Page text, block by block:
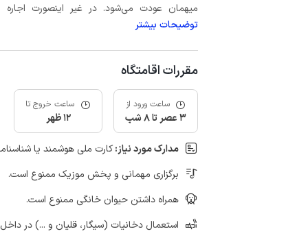
میهمان عودت می‌شود. در غیر اینصورت اجاره شب اول بعلاوه حداکثر
توضیحات بیشتر
مقررات اقامتگاه
ساعت ورود از
3 عصر تا 8 شب
ساعت خروج تا
12 ظهر
مدارک مورد نیاز:کارت ملی هوشمند یا
برگزاری مهمانی و پخش موزیک ممنوع است.
همراه داشتن حیوان خانگی ممنوع است.
استعمال دخانیات (سیگار، قلیان و ...) در